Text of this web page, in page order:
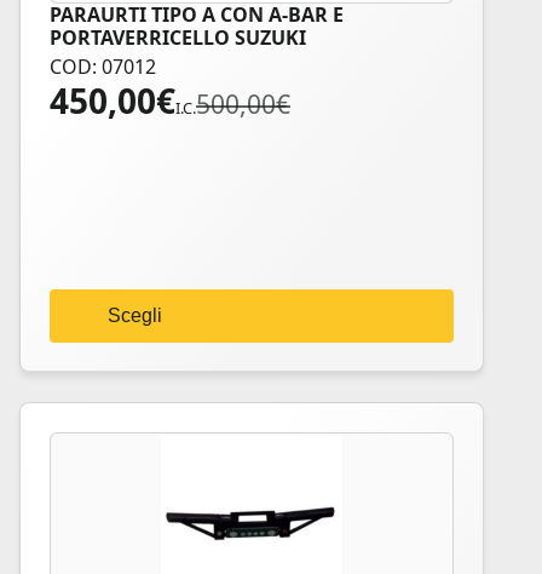
PARAURTI TIPO A CON A-BAR E
PORTAVERRICELLO SUZUKI
COD: 07012
500,00€
Il
prezzo
450,00€
Il
prezzo
I.C.
Scegli
Questo
prodotto
ha
più
pagina
del